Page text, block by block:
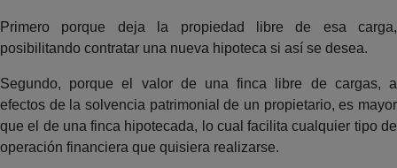
Primero porque deja la propiedad libre de esa carga,
posibilitando contratar una nueva hipoteca si así se desea.
Segundo, porque el valor de una finca libre de cargas, a
efectos de la solvencia patrimonial de un propietario, es mayor
que el de una finca hipotecada, lo cual facilita cualquier tipo de
operación financiera que quisiera realizarse.